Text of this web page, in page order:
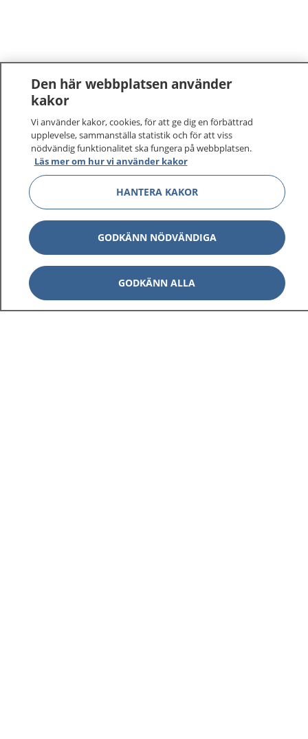
Den här webbplatsen använder
kakor
Vi använder kakor, cookies, för att ge dig en förbättrad
upplevelse, sammanställa statistik och för att viss
nödvändig funktionalitet ska fungera på webbplatsen.
Läs mer om hur vi använder kakor
HANTERA KAKOR
GODKÄNN NÖDVÄNDIGA
GODKÄNN ALLA